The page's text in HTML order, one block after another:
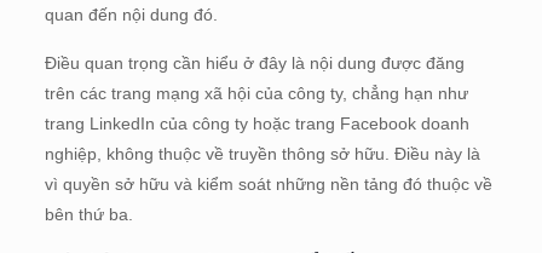
quan đến nội dung đó.
Điều quan trọng cần hiểu ở đây là nội dung được đăng
trên các trang mạng xã hội của công ty, chẳng hạn như
trang LinkedIn của công ty hoặc trang Facebook doanh
nghiệp, không thuộc về truyền thông sở hữu. Điều này là
vì quyền sở hữu và kiểm soát những nền tảng đó thuộc về
bên thứ ba.